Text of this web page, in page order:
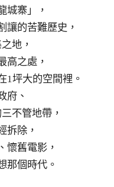
城寨」，
讓的苦難歷史，
地，
高之處，
1坪大的空間裡。
府、
不管地帶，
拆除，
懷舊電影，
那個時代。